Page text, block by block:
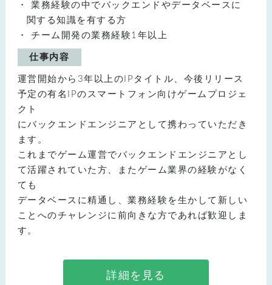
業務経験の中でバックエンドやデータベースに
関する知識を有する方
チーム開発の業務経験1年以上
仕事内容
運営開始から3年以上のIPタイトル、今後リリース
予定の有名IPのスマートフォン向けゲームプロジェ
クト
にバックエンドエンジニアとして携わっていただき
ます。
これまでゲーム運営でバックエンドエンジニアとし
て活躍されていた方、またゲーム業界の経験がなく
ても
データベースに精通し、業務経験を生かして新しい
ことへのチャレンジに前向きな方であれば歓迎しま
す。
詳細を見る